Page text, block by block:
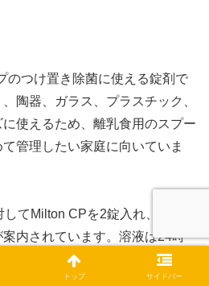
のつけ置き除菌に使える錠剤で
陶器、ガラス、プラスチック、
使えるため、離乳食用のスプー
管理したい家庭に向いていま
てMilton CPを2錠入れ、1時間
内されています。溶液は24時
マグのパーツが多い家庭では、
ょう。
トップ サイドバー